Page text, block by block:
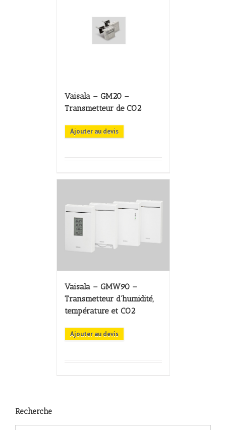
Vaisala – GM20 –
Transmetteur de CO2
Ajouter au devis
Vaisala – GMW90 –
Transmetteur d’humidité,
température et CO2
Ajouter au devis
Recherche